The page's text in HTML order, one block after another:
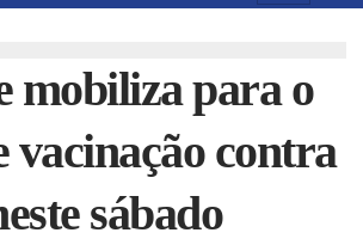
mobiliza para o
vacinação contra
sábado